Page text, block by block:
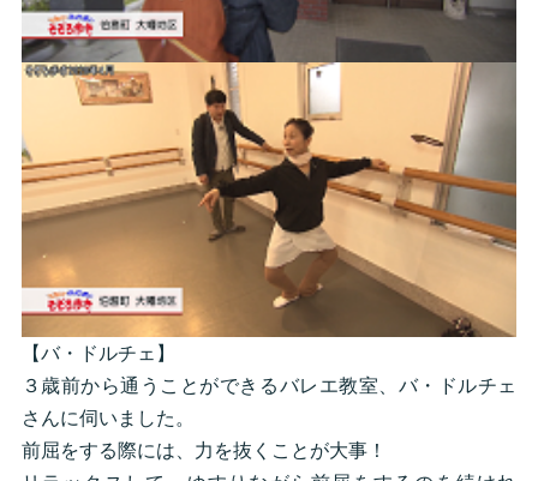
【バ・ドルチェ】
３歳前から通うことができるバレエ教室、バ・ドルチェ
さんに伺いました。
前屈をする際には、力を抜くことが大事！